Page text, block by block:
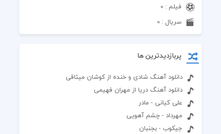
فیلم : 0
سریال : 0
پربازدیدترین ها
دانلود آهنگ شادی و خنده از کوشان میثاقی
دانلود آهنگ دریا از مهران فهیمی
علی کیانی - مادر
مهرداد - چشم آهویی
جیکوب - بجنبان